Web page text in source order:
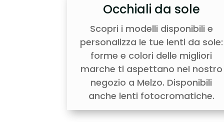
Occhiali da sole
Scopri i modelli disponibili e
personalizza le tue lenti da sole:
forme e colori delle migliori
marche ti aspettano nel nostro
negozio a Melzo. Disponibili
anche lenti fotocromatiche.